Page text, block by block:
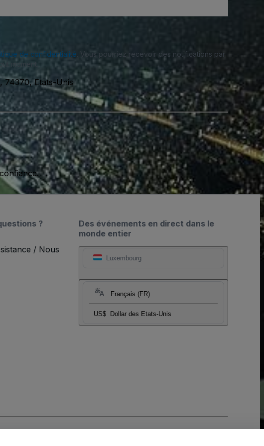
de confidentialité . Vous pourriez recevoir des notifications par
moment.
74370, Etats-Unis
Des événements en direct dans le
monde entier
Luxembourg
Français (FR)
US$ Dollar des Etats-Unis
?
/ Nous